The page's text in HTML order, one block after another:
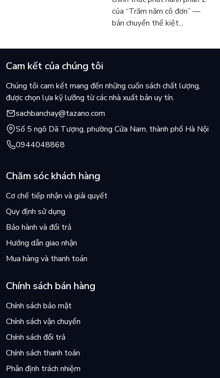
Márquez
của “Trăm năm cô đơn” —
bản chuyển thể kiệt...
Cam kết của chúng tôi
Chúng tôi cam kết mang đến những cuốn sách chất lượng,
được chọn lựa kỹ lưỡng từ các nhà xuất bản uy tín.
sachbanchay@tazano.com
Số 5 ngõ Dã Tượng, phường Cửa Nam, thành phố Hà Nội
0944048868
Chăm sóc khách hàng
Cơ chế tiếp nhận và giải quyết
Quy định sử dụng
Bảo hành và đổi trả
Hướng dẫn giao nhận
Mua hàng và thanh toán
Chính sách bán hàng
Chính sách bảo mật
Chính sách vận chuyển
Chính sách đổi trả
Chính sách thanh toán
Phân định trách nhiệm